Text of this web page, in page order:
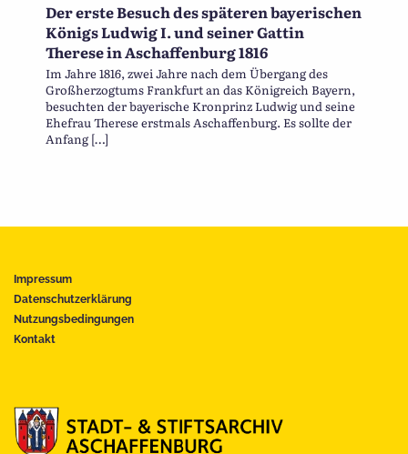
Der erste Besuch des späteren bayerischen
Königs Ludwig I. und seiner Gattin
Therese in Aschaffenburg 1816
Im Jahre 1816, zwei Jahre nach dem Übergang des
Großherzogtums Frankfurt an das Königreich Bayern,
besuchten der bayerische Kronprinz Ludwig und seine
Ehefrau Therese erstmals Aschaffenburg. Es sollte der
Anfang […]
Impressum
Datenschutzerklärung
Nutzungsbedingungen
Kontakt